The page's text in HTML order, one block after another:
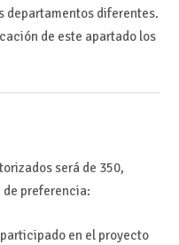
departamentos diferentes.
de este apartado los
será de 350,
preferencia:
en el proyecto